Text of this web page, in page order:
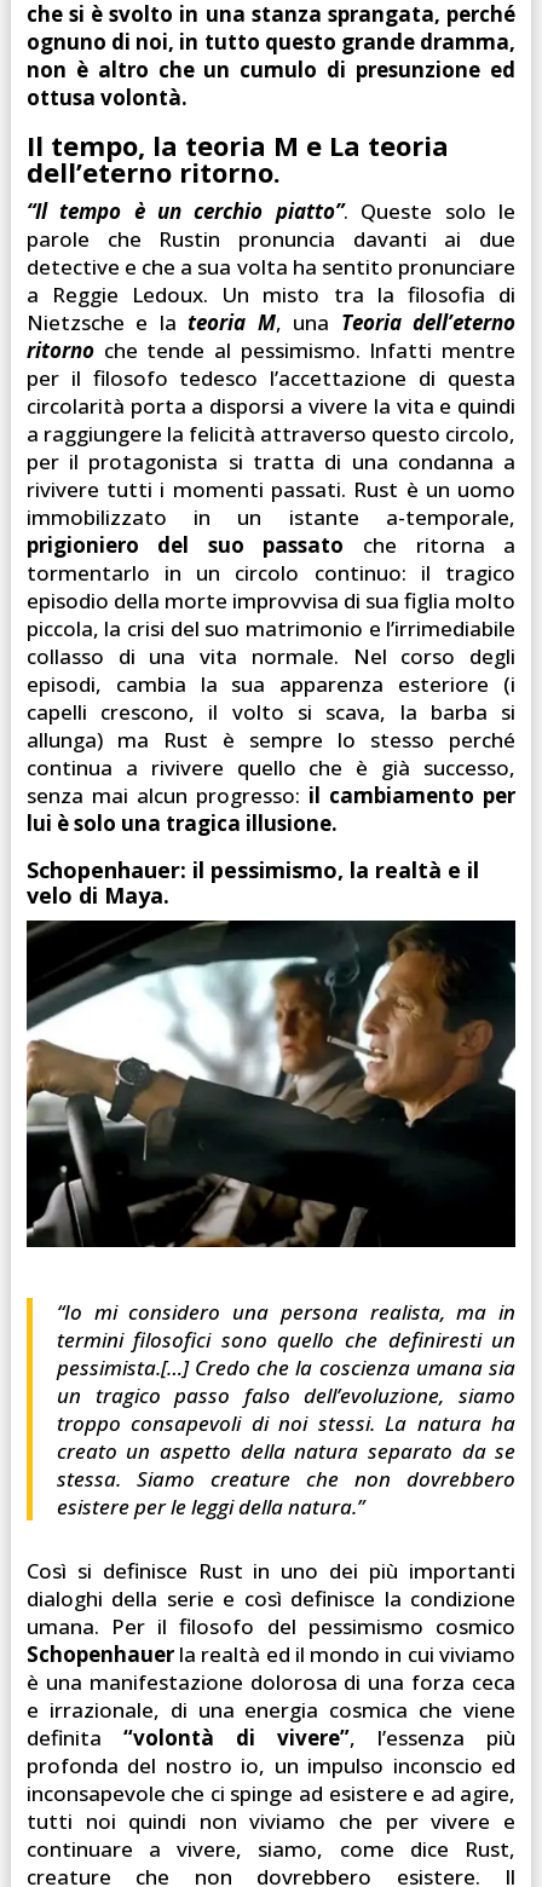
che si è svolto in una stanza sprangata, perché
ognuno di noi, in tutto questo grande dramma,
non è altro che un cumulo di presunzione ed
ottusa volontà.
Il tempo, la teoria M e La teoria
dell’eterno ritorno.
“Il tempo è un cerchio piatto”. Queste solo le
parole che Rustin pronuncia davanti ai due
detective e che a sua volta ha sentito pronunciare
a Reggie Ledoux. Un misto tra la filosofia di
Nietzsche e lateoria M, una Teoria dell’eterno
ritorno che tende al pessimismo. Infatti mentre
per il filosofo tedesco l’accettazione di questa
circolarità porta a disporsi a vivere la vita e quindi
a raggiungere la felicità attraverso questo circolo,
per il protagonista si tratta di una condanna a
rivivere tutti i momenti passati. Rust è un uomo
immobilizzato in un istante a-temporale,
prigioniero del suo passato che ritorna a
tormentarlo in un circolo continuo: il tragico
episodio della morte improvvisa di sua figlia molto
piccola, la crisi del suo matrimonio e l’irrimediabile
collasso di una vita normale. Nel corso degli
episodi, cambia la sua apparenza esteriore (i
capelli crescono, il volto si scava, la barba si
allunga) ma Rust è sempre lo stesso perché
continua a rivivere quello che è già successo,
senza mai alcun progresso: il cambiamento per
lui è solo una tragica illusione.
Schopenhauer: il pessimismo, la realtà e il
velo di Maya.
“Io mi considero una persona realista, ma in
termini filosofici sono quello che definiresti un
pessimista.[…] Credo che la coscienza umana sia
un tragico passo falso dell’evoluzione, siamo
troppo consapevoli di noi stessi. La natura ha
creato un aspetto della natura separato da se
stessa. Siamo creature che non dovrebbero
esistere per le leggi della natura.”
Così si definisce Rust in uno dei più importanti
dialoghi della serie e così definisce la condizione
umana. Per il filosofo del pessimismo cosmico
Schopenhauerla realtà ed il mondo in cui viviamo
è una manifestazione dolorosa di una forza ceca
e irrazionale, di una energia cosmica che viene
definita “volontà di vivere”, l’essenza più
profonda del nostro io, un impulso inconscio ed
inconsapevole che ci spinge ad esistere e ad agire,
tutti noi quindi non viviamo che per vivere e
continuare a vivere, siamo, come dice Rust,
creature che non dovrebbero esistere. Il